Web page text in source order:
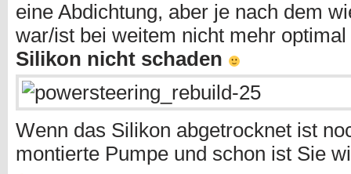
eine Abdichtung, aber je nach dem
war/ist bei weitem nicht mehr
Silikon nicht schaden
Wenn das Silikon abgetrocknet ist
montierte Pumpe und schon ist Sie